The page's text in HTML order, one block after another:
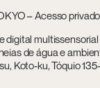
– Acesso privado
digital
de água e
Koto-ku, Tóquio